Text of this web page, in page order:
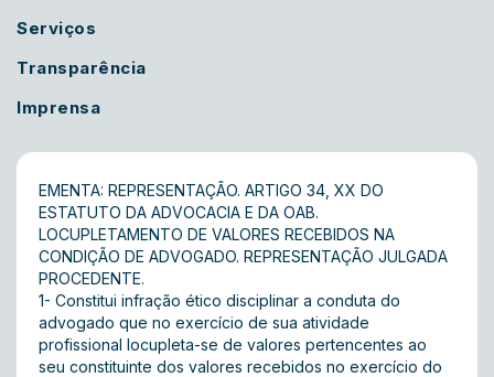
Serviços
Transparência
Imprensa
EMENTA: REPRESENTAÇÃO. ARTIGO 34, XX DO
ESTATUTO DA ADVOCACIA E DA OAB.
LOCUPLETAMENTO DE VALORES RECEBIDOS NA
CONDIÇÃO DE ADVOGADO. REPRESENTAÇÃO JULGADA
PROCEDENTE.
1- Constitui infração ético disciplinar a conduta do
advogado que no exercício de sua atividade
profissional locupleta-se de valores pertencentes ao
seu constituinte dos valores recebidos no exercício do